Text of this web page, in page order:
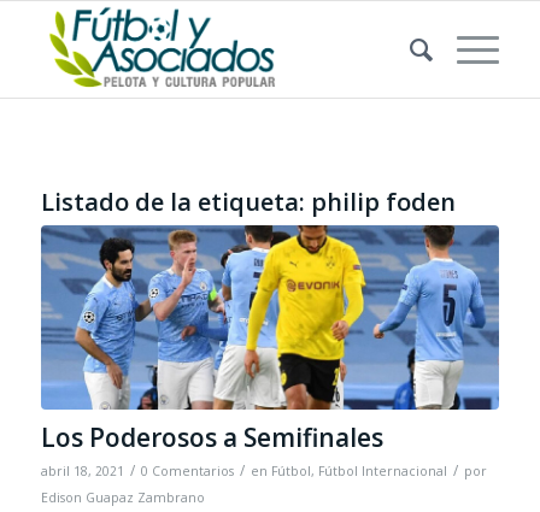
Listado de la etiqueta: philip foden
Los Poderosos a Semifinales
abril 18, 2021 / 0 Comentarios / en Fútbol, Fútbol Internacional / por
Edison Guapaz Zambrano